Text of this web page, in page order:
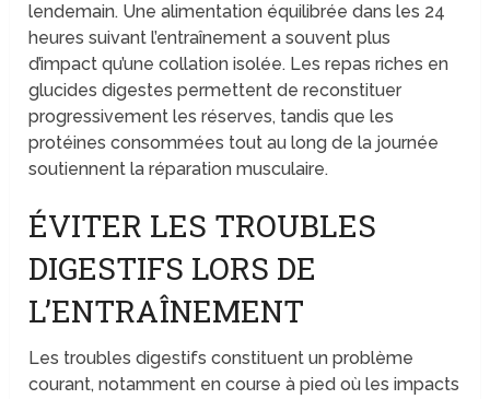
lendemain. Une alimentation équilibrée dans les 24
heures suivant l’entraînement a souvent plus
d’impact qu’une collation isolée. Les repas riches en
glucides digestes permettent de reconstituer
progressivement les réserves, tandis que les
protéines consommées tout au long de la journée
soutiennent la réparation musculaire.
ÉVITER LES TROUBLES
DIGESTIFS LORS DE
L’ENTRAÎNEMENT
Les troubles digestifs constituent un problème
courant, notamment en course à pied où les impacts